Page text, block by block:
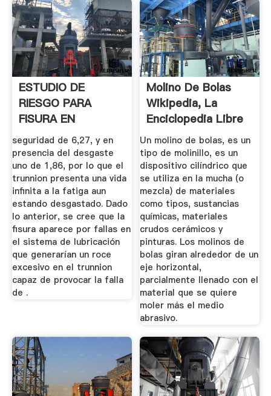
ESTUDIO DE
RIESGO PARA
FISURA EN
TRUNNION DE UN .
seguridad de 6,27, y en
presencia del desgaste
uno de 1,86, por lo que el
trunnion presenta una vida
infinita a la fatiga aun
estando desgastado. Dado
lo anterior, se cree que la
fisura aparece por fallas en
el sistema de lubricación
que generarían un roce
excesivo en el trunnion
capaz de provocar la falla
de .
Molino De Bolas
Wikipedia, La
Enciclopedia Libre
Un molino de bolas, es un
tipo de molinillo, es un
dispositivo cilíndrico que
se utiliza en la mucha (o
mezcla) de materiales
como tipos, sustancias
químicas, materiales
crudos cerámicos y
pinturas. Los molinos de
bolas giran alrededor de un
eje horizontal,
parcialmente llenado con el
material que se quiere
moler más el medio
abrasivo.